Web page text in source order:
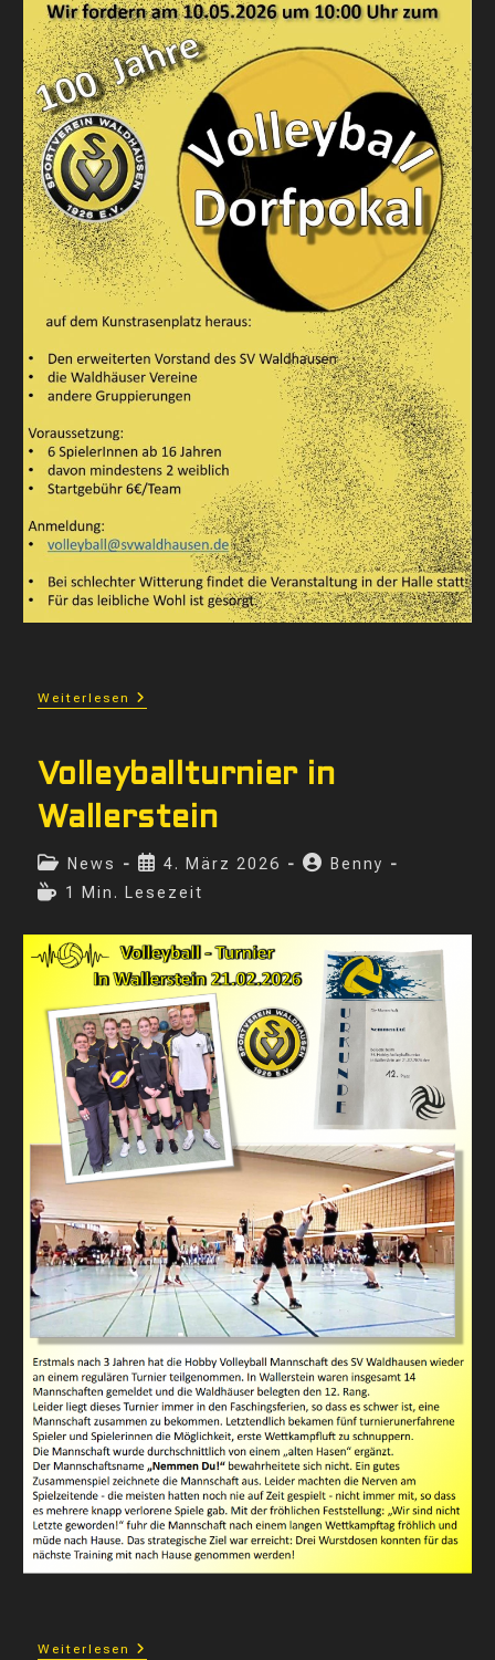
Weiterlesen
Volleyball
Volleyballturnier in
Wallerstein
Beitrags-
Kategorie:
News
Beitrag
veröffentlicht:
4. März 2026
Beitrags-
Benny
Lesedauer:
1 Min. Lesezeit
Weiterlesen
Volleyballturnier